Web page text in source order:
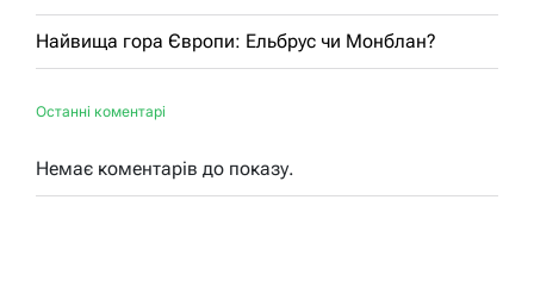
Найвища гора Європи: Ельбрус чи Монблан?
Останні коментарі
Немає коментарів до показу.